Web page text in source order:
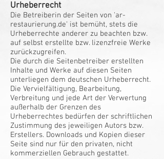
Urheberrecht
Die Betreiberin der Seiten von 'ar-
restaurierung.de' ist bemüht, stets die
Urheberrechte anderer zu beachten bzw.
auf selbst erstellte bzw. lizenzfreie Werke
zurückzugreifen.
Die durch die Seitenbetreiber erstellten
Inhalte und Werke auf diesen Seiten
unterliegen dem deutschen Urheberrecht.
Die Vervielfältigung, Bearbeitung,
Verbreitung und jede Art der Verwertung
außerhalb der Grenzen des
Urheberrechtes bedürfen der schriftlichen
Zustimmung des jeweiligen Autors bzw.
Erstellers. Downloads und Kopien dieser
Seite sind nur für den privaten, nicht
kommerziellen Gebrauch gestattet.